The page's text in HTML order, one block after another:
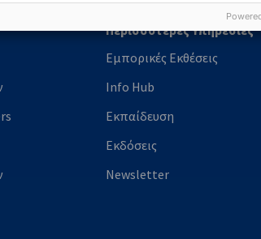
Περισσότερες Υπηρεσίες
Εμπορικές Εκθέσεις
Info Hub
Εκπαίδευση
Εκδόσεις
Newsletter